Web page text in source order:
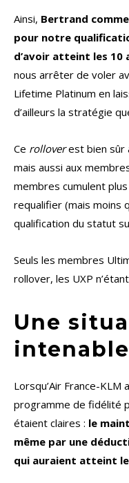
Ainsi, Bertrand
pour notre
d’avoir atteint les 10
nous arrêter de voler
Lifetime Platinum en
d’ailleurs la stratégie
Ce rolloverest bien sûr
mais aussi aux
membres cumulent
requalifier (mais moins
qualification du statut
Seuls les membres
rollover, les UXP
Une
intenable
Lorsqu’Air France-KLM
programme de fidélité
étaient claires : le
même par une
qui auraient atteint